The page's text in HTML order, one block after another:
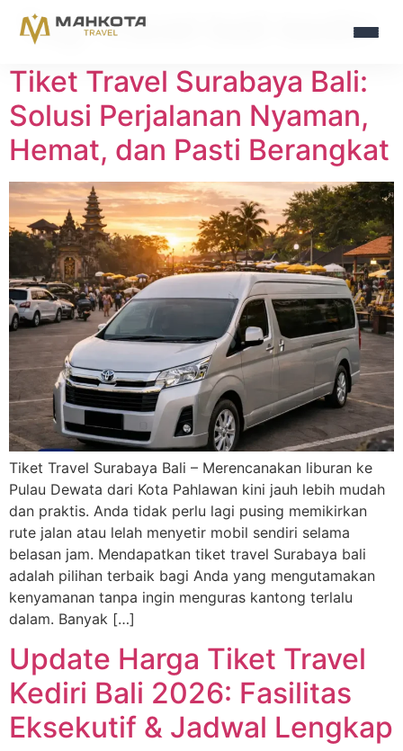
Tag:travel bali kediri
Tiket Travel Surabaya Bali:
Solusi Perjalanan Nyaman,
Hemat, dan Pasti Berangkat
Tiket Travel Surabaya Bali – Merencanakan liburan ke
Pulau Dewata dari Kota Pahlawan kini jauh lebih mudah
dan praktis. Anda tidak perlu lagi pusing memikirkan
rute jalan atau lelah menyetir mobil sendiri selama
belasan jam. Mendapatkan tiket travel Surabaya bali
adalah pilihan terbaik bagi Anda yang mengutamakan
kenyamanan tanpa ingin menguras kantong terlalu
dalam. Banyak […]
Update Harga Tiket Travel
Kediri Bali 2026: Fasilitas
Eksekutif & Jadwal Lengkap